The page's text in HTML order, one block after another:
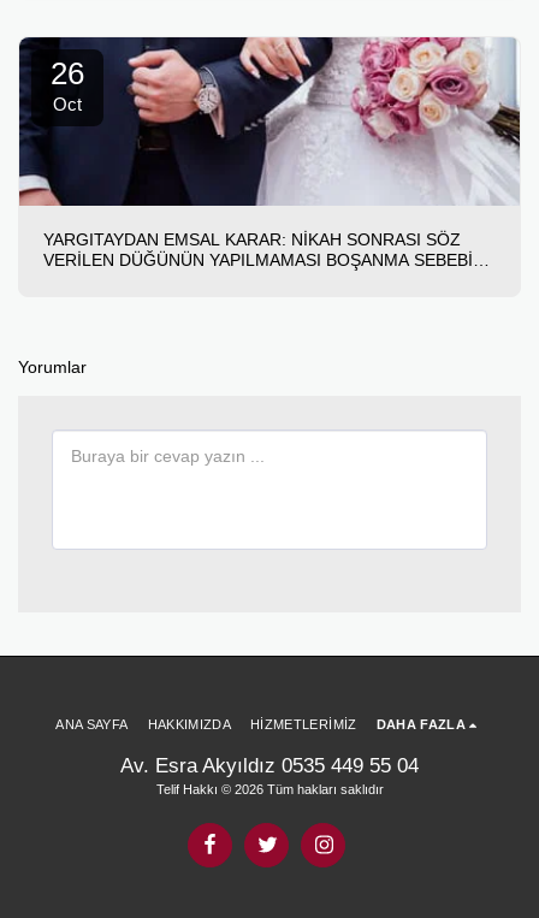
26
Oct
YARGITAYDAN EMSAL KARAR: NİKAH SONRASI SÖZ
VERİLEN DÜĞÜNÜN YAPILMAMASI BOŞANMA SEBEBİ
Yorumlar
Av. Esra Akyıldız 0535 449 55 04
Telif Hakkı © 2026 Tüm hakları saklıdır
ANA SAYFA HAKKIMIZDA HIZMETLERIMIZ DAHA FAZLA